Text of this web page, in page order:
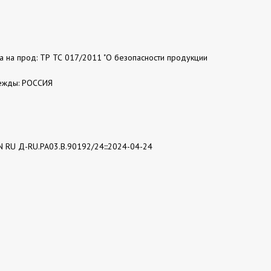
на прод: ТР ТС 017/2011 "О безопасности продукции
РОССИЯ
RU Д-RU.РА03.В.90192/24:::2024-04-24